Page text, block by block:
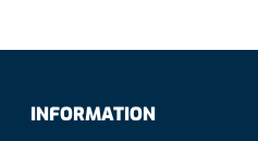
INFORMATION